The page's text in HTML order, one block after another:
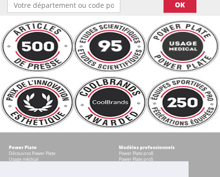
OK
Power Plate
Découvrez Power Plate
Usage médical
Modèles professionnels
Power Plate pro8
Power Plate pro5